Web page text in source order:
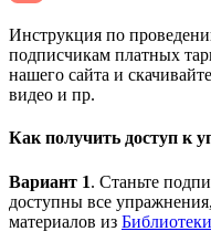
Инструкция по
подписчикам платных
нашего сайта и
видео и пр.
Как получить доступ к
Вариант 1. Станьте
доступны все
материалов из